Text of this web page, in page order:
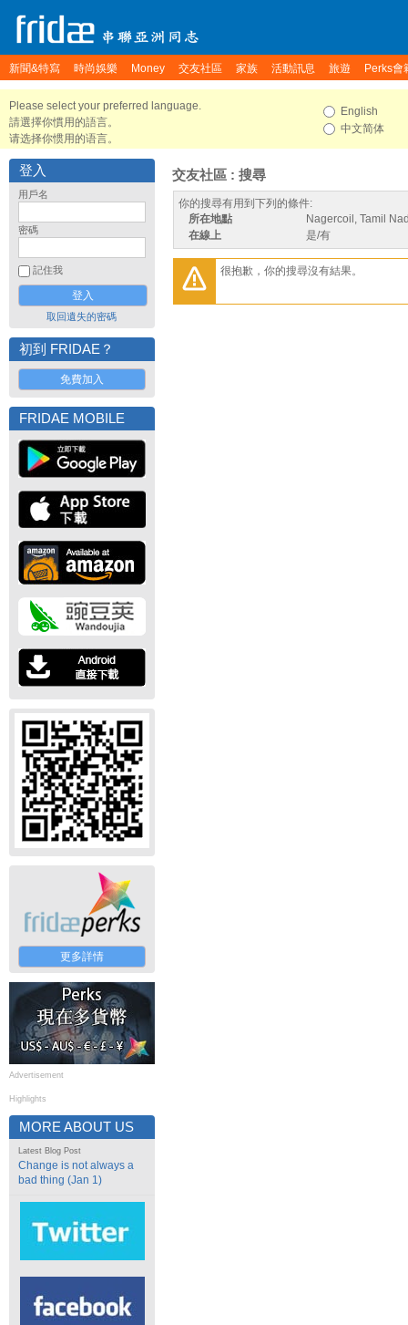
新聞&特寫 時尚娛樂 Money 交友社區 家族 活動訊息 旅遊 Perks會
Please select your preferred language.
請選擇你慣用的語言。
请选择你惯用的语言。
English
中文简体
登入
用戶名
密碼
記住我
取回遺失的密碼
初到 FRIDAE？
免費加入
FRIDAE MOBILE
更多詳情
Advertisement
Highlights
MORE ABOUT US
Latest Blog Post
Change is not always a
bad thing (Jan 1)
交友社區 : 搜尋
你的搜尋有用到下列的條件:
所在地點
Nagercoil, Tamil
在線上
是/有
很抱歉，你的搜尋沒有結果。